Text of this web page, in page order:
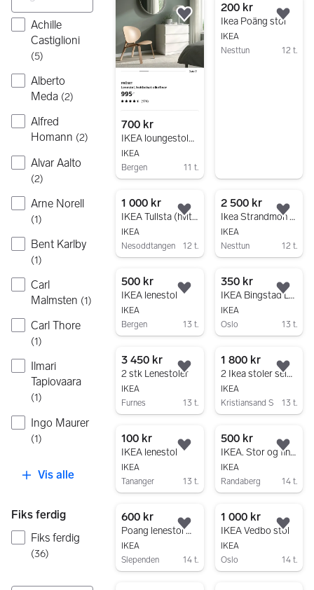
Achille
Castiglioni
(5)
Alberto
Meda (2)
Alfred
Homann (2)
Alvar Aalto
(2)
Arne Norell
(1)
Bent Karlby
(1)
Carl
Malmsten (1)
Carl Thore
(1)
Ilmari
Tapiovaara
(1)
Ingo Maurer
(1)
Vis alle
Fiks ferdig
Fiks ferdig
(36)
700 kr
IKEA loungestoler, eikefinér
IKEA
Bergen
11 t.
Legg til som favoritt.
200 kr
Ikea Poäng stol
IKEA
Nesttun
12 t.
1 000 kr
IKEA Tullsta (hvite/røde trekk)
IKEA
Nesoddtangen
12 t.
Legg til som favoritt.
2 500 kr
Ikea Strandmon ørelappstol
IKEA
Nesttun
12 t.
500 kr
IKEA lenestol
IKEA
Bergen
13 t.
Legg til som favoritt.
350 kr
IKEA Bingstad Lenestol
IKEA
Oslo
13 t.
3 450 kr
2 stk Lenestoler
IKEA
Furnes
13 t.
Legg til som favoritt.
1 800 kr
2 Ikea stoler selges
IKEA
Kristiansand S
13 t.
100 kr
IKEA lenestol
IKEA
Tananger
13 t.
Legg til som favoritt.
500 kr
IKEA. Stor og fin stol
IKEA
Randaberg
14 t.
600 kr
Poang lenestol med rosa pute (utgått)
IKEA
Slependen
14 t.
Legg til som favoritt.
1 000 kr
IKEA Vedbo stol
IKEA
Oslo
14 t.